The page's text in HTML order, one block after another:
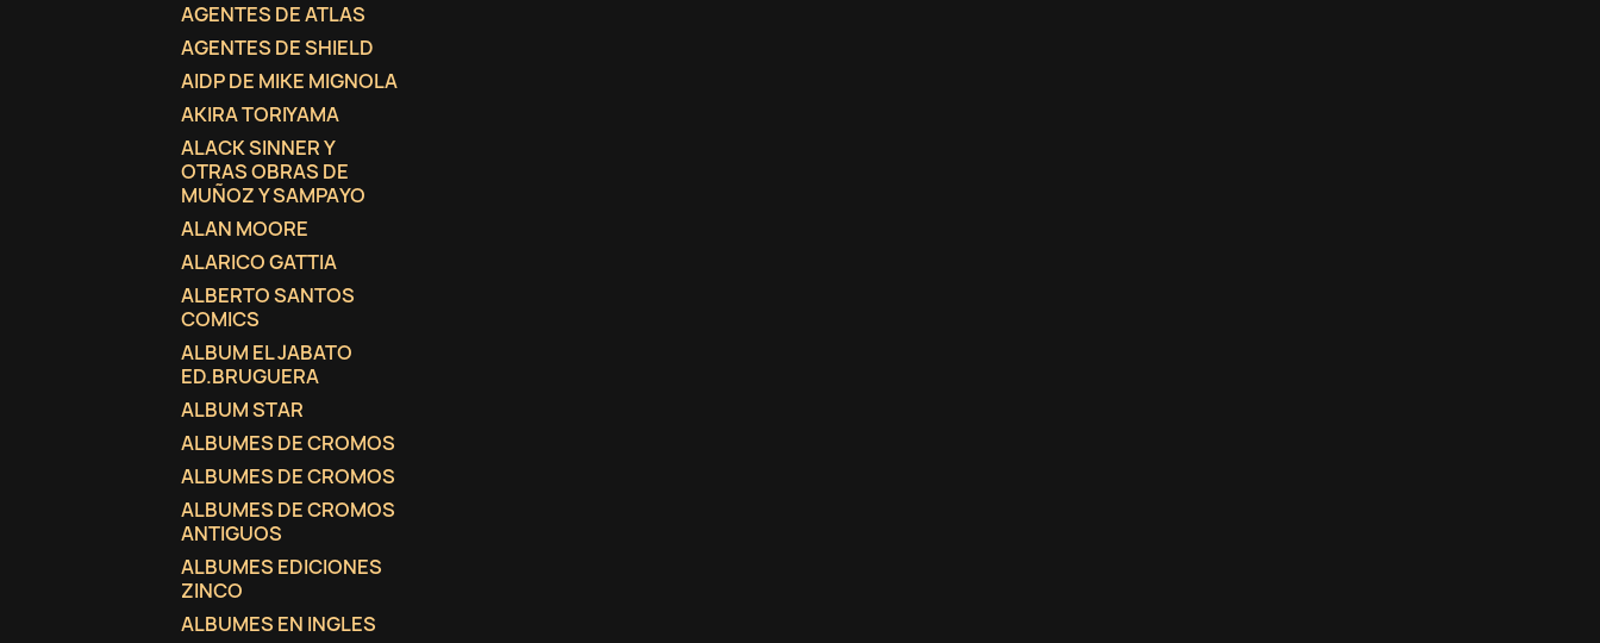
AGENTES DE ATLAS
AGENTES DE SHIELD
AIDP DE MIKE MIGNOLA
AKIRA TORIYAMA
ALACK SINNER Y
OTRAS OBRAS DE
MUÑOZ Y SAMPAYO
ALAN MOORE
ALARICO GATTIA
ALBERTO SANTOS
COMICS
ALBUM EL JABATO
ED.BRUGUERA
ALBUM STAR
ALBUMES DE CROMOS
ALBUMES DE CROMOS
ALBUMES DE CROMOS
ANTIGUOS
ALBUMES EDICIONES
ZINCO
ALBUMES EN INGLES